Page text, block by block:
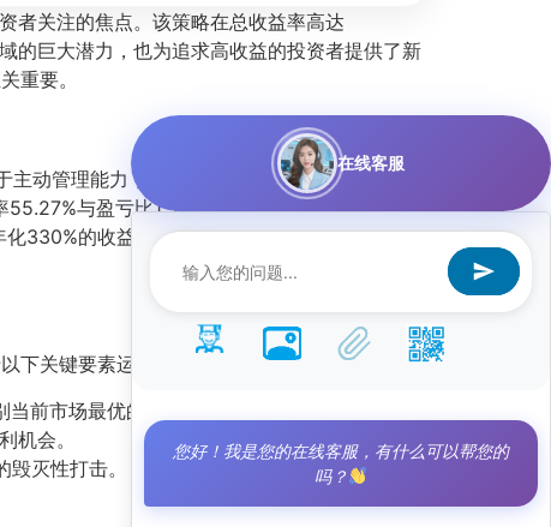
者关注的焦点。该策略在总收益率高达
的巨大潜力，也为追求高收益的投资者提供了新
重要。
动管理能力，而非市场整体上涨。夏普比率达
与盈亏比1.38的组合，意味着策略在多数
330%的收益背景下，风险调整后收益依然极具
下关键要素运作：
前市场最优的期权合约。
机会。
灭性打击。
在线客服
您好！我是您的在线客服，有什么可以帮您的
吗？